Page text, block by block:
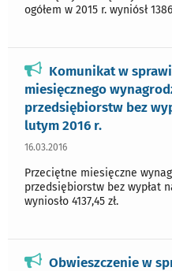
ogółem w 2015 r. wyniósł
Komunikat w
miesięcznego
przedsiębiorstw bez
lutym 2016 r.
16.03.2016
Przeciętne miesięczne
przedsiębiorstw bez wypłat
wyniosło 4137,45 zł.
Obwieszczenie w